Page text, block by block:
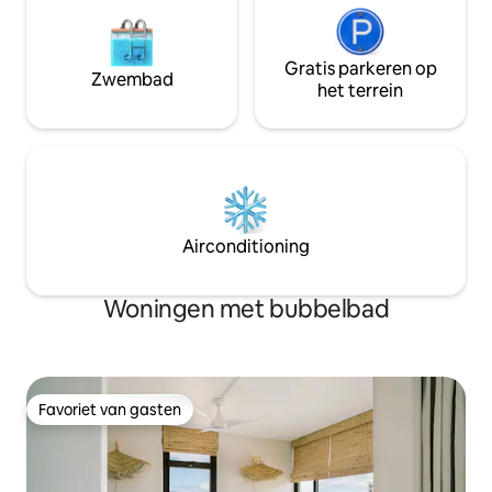
Zwembad
Gratis parkeren op
het terrein
Airconditioning
Woningen met bubbelbad
Favoriet van gasten
Favoriet van gasten